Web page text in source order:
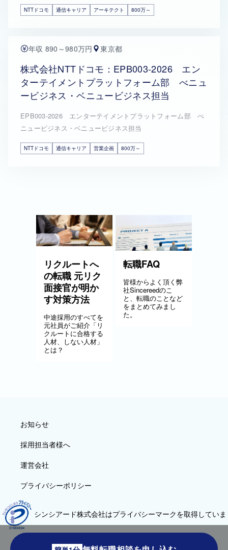
NTTドコモ 通信キャリア アーキテクト 800万～
年収 890～980万円 東京都
株式会社NTTドコモ：EPB003-2026 エン
ターテイメントプラットフォーム部 べニュ
ービジネス・ベニュービジネス担当
EPB003-2026 エンターテイメントプラットフォーム部 べ
ニュービジネス・ベニュービジネス担当
NTTドコモ 通信キャリア 営業企画 800万～
リクルートへ
の転職 元リク
面接官が明か
す対策方法
中途採用のすべてを
元社員がご紹介「リ
クルートに合格する
人材、しない人材」
とは？
転職FAQ
皆様からよく頂く弊
社Sincereedのこ
と、転職のことなど
をまとめてみまし
た。
お知らせ
採用担当者様へ
運営会社
プライバシーポリシー
シンシアード株式会社はプライバシーマークを取得していま